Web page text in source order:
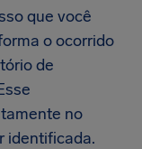
que você
o ocorrido
de
no
identificada.